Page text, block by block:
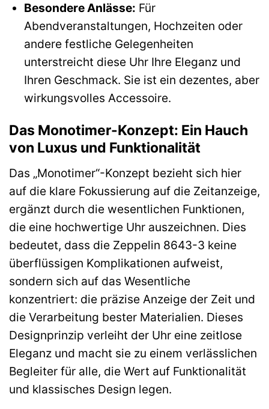
Besondere Anlässe: Für
Abendveranstaltungen, Hochzeiten oder
andere festliche Gelegenheiten
unterstreicht diese Uhr Ihre Eleganz und
Ihren Geschmack. Sie ist ein dezentes, aber
wirkungsvolles Accessoire.
Das Monotimer-Konzept: Ein Hauch
von Luxus und Funktionalität
Das „Monotimer“-Konzept bezieht sich hier
auf die klare Fokussierung auf die Zeitanzeige,
ergänzt durch die wesentlichen Funktionen,
die eine hochwertige Uhr auszeichnen. Dies
bedeutet, dass die Zeppelin 8643-3 keine
überflüssigen Komplikationen aufweist,
sondern sich auf das Wesentliche
konzentriert: die präzise Anzeige der Zeit und
die Verarbeitung bester Materialien. Dieses
Designprinzip verleiht der Uhr eine zeitlose
Eleganz und macht sie zu einem verlässlichen
Begleiter für alle, die Wert auf Funktionalität
und klassisches Design legen.